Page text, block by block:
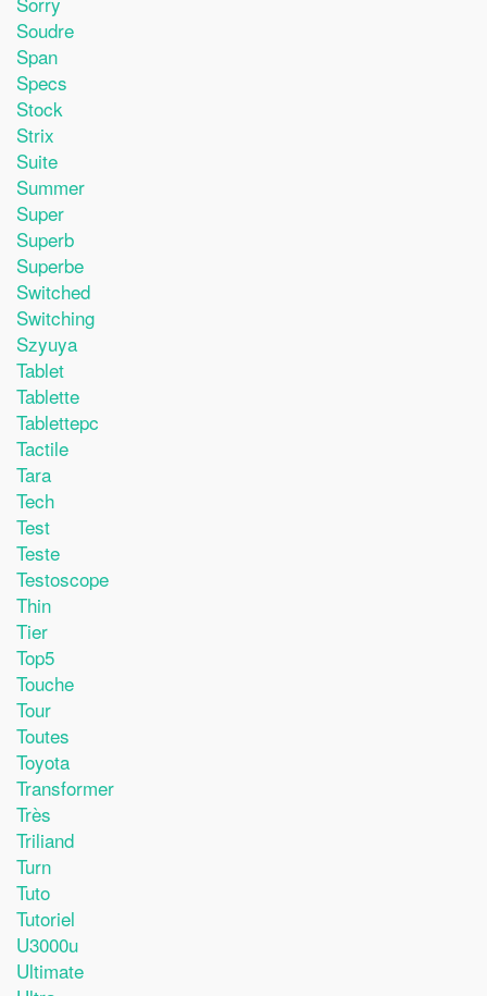
Soudre
Span
Specs
Stock
Strix
Suite
Summer
Super
Superb
Superbe
Switched
Switching
Szyuya
Tablet
Tablette
Tablettepc
Tactile
Tara
Tech
Test
Teste
Testoscope
Thin
Tier
Top5
Touche
Tour
Toutes
Toyota
Transformer
Très
Triliand
Turn
Tuto
Tutoriel
U3000u
Ultimate